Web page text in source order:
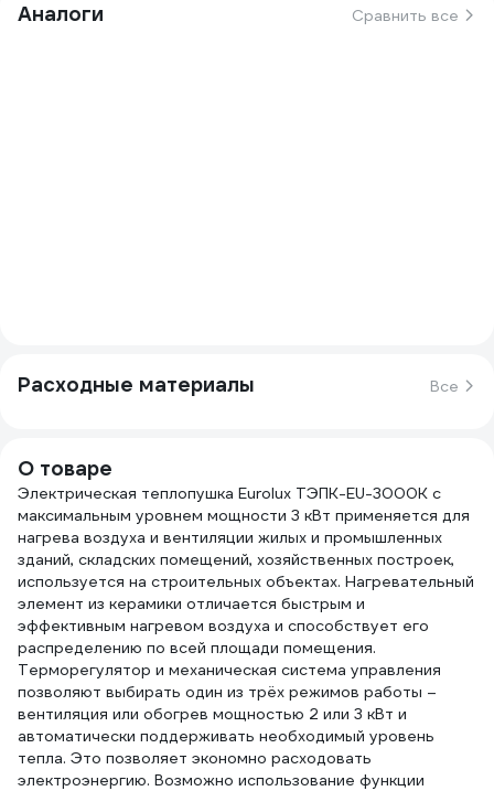
Аналоги Сравнить все
Расходные материалы Все
О товаре
Электрическая теплопушка Eurolux ТЭПК-EU-3000К с
максимальным уровнем мощности 3 кВт применяется для
нагрева воздуха и вентиляции жилых и промышленных
зданий, складских помещений, хозяйственных построек,
используется на строительных объектах. Нагревательный
элемент из керамики отличается быстрым и
эффективным нагревом воздуха и способствует его
распределению по всей площади помещения.
Терморегулятор и механическая система управления
позволяют выбирать один из трёх режимов работы –
вентиляция или обогрев мощностью 2 или 3 кВт и
автоматически поддерживать необходимый уровень
тепла. Это позволяет экономно расходовать
электроэнергию. Возможно использование функции